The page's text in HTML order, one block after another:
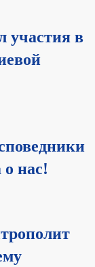
участия в
о нас!